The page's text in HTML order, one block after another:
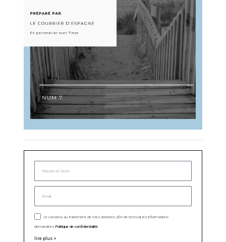
Je consens au traitement de mes données afin de recevoir les informations
demandées.Politique de confidentialité
lire plus >